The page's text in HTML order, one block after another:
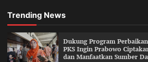
Trending News
Dukung Program
PKS Ingin Prabowo
dan Manfaatkan Sumber